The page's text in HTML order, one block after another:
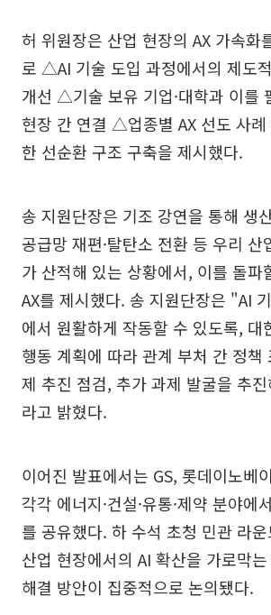
허 위원장은 산업 현장의 AX 가속화
로 △AI 기술 도입 과정에서의 제도
개선 △기술 보유 기업·대학과 이를
현장 간 연결 △업종별 AX 선도 사례
한 선순환 구조 구축을 제시했다.
송 지원단장은 기조 강연을 통해 생
공급망 재편·탈탄소 전환 등 우리 산
가 산적해 있는 상황에서, 이를 돌파
AX를 제시했다. 송 지원단장은 "AI
에서 원활하게 작동할 수 있도록, 대
행동 계획에 따라 관계 부처 간 정책
제 추진 점검, 추가 과제 발굴을 추
라고 밝혔다.
이어진 발표에서는 GS, 롯데이노베
각각 에너지·건설·유통·제약 분야에
를 공유했다. 하 수석 초청 민관 라
산업 현장에서의 AI 확산을 가로막
해결 방안이 집중적으로 논의됐다.